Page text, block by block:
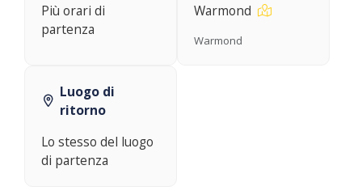
Più orari di
partenza
Warmond
Warmond
Luogo di
ritorno
Lo stesso del luogo
di partenza